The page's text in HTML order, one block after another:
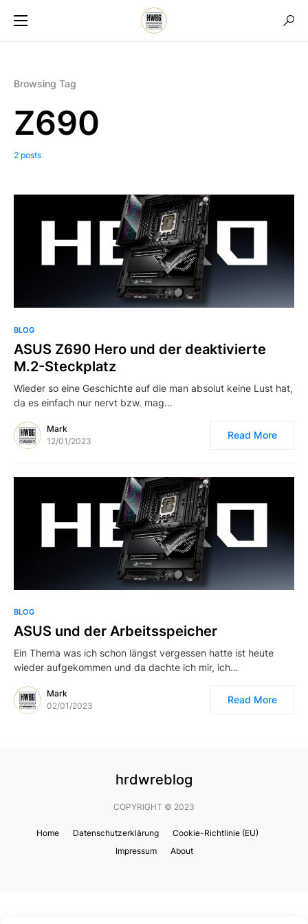
Browsing Tag
Z690
2 posts
BLOG
ASUS Z690 Hero und der deaktivierte
M.2-Steckplatz
Wieder so eine Geschichte auf die man absolut keine Lust hat,
da es einfach nur nervt bzw. mag…
Mark
12/01/2023
Read More
BLOG
ASUS und der Arbeitsspeicher
Ein Thema was ich schon längst vergessen hatte ist heute
wieder aufgekommen und da dachte ich mir, ich…
Mark
02/01/2023
Read More
hrdwreblog
COPYRIGHT © 2023
Home Datenschutzerklärung
Cookie-Richtlinie (EU)
Impressum
About